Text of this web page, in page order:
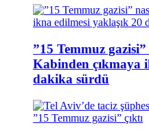
”15 Temmuz
Kabinden çıkmaya
dakika sürdü